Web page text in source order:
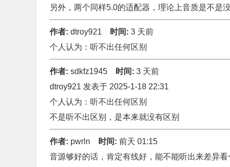
另外，两个同样5.0的适配器，理论上音质是不是没
作者: dtroy921 时间: 3 天前
个人认为：听不出任何区别
作者: sdkfz1945 时间: 3 天前
dtroy921 发表于 2025-1-18 22:31
个人认为：听不出任何区别
不是听不出区别，是本来就没有区别
作者: pwrln 时间: 前天 01:15
音源够好的话，肯定有线好，能不能听出来差异